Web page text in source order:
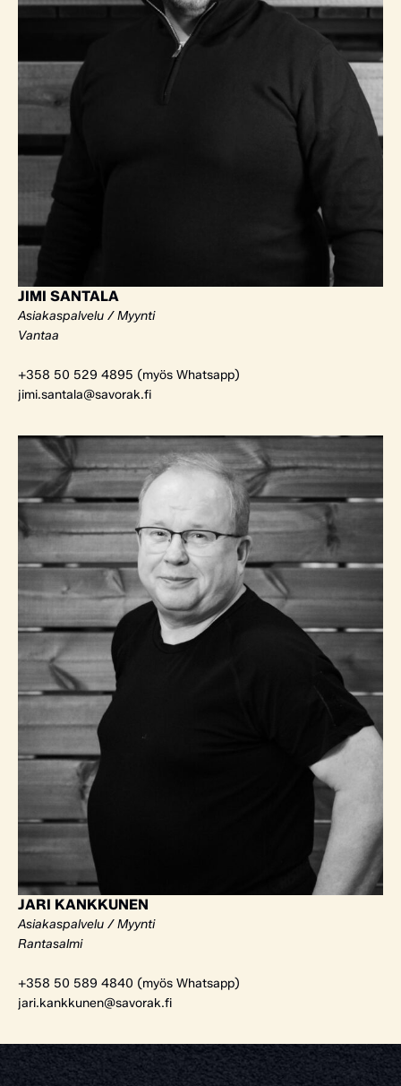
JIMI SANTALA
Asiakaspalvelu / Myynti
Vantaa
+358 50 529 4895 (myös Whatsapp)
jimi.santala@savorak.fi
JARI KANKKUNEN
Asiakaspalvelu / Myynti
Rantasalmi
+358 50 589 4840 (myös Whatsapp)
jari.kankkunen@savorak.fi